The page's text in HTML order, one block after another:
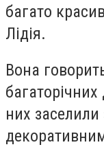
багато
Лідія.
Вона
них